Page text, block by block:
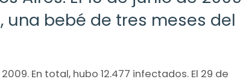
bebé de tres meses del
En total, hubo 12.477 infectados. El 29 de